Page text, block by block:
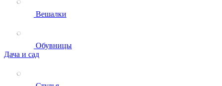
Вешалки
Обувницы
Дача и сад